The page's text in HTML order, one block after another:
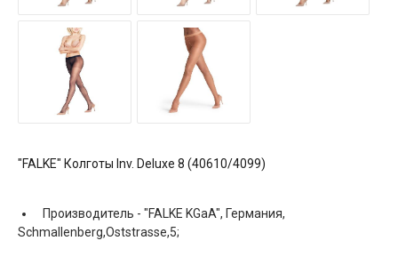
"FALKE" Колготы Inv. Deluxe 8 (40610/4099)
Производитель - "FALKE KGaA", Германия,
Schmallenberg,Oststrasse,5;